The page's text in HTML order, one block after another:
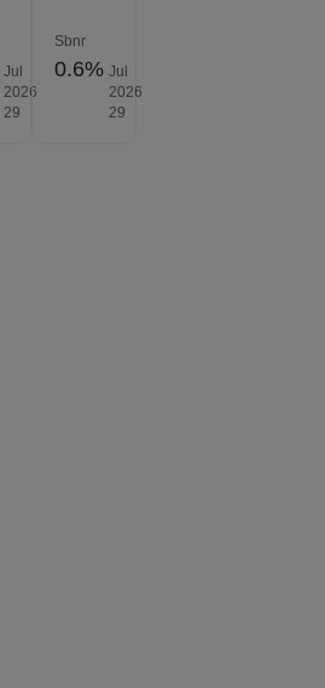
Jul
2026
29
Sbnr
0.6% Jul
2026
29